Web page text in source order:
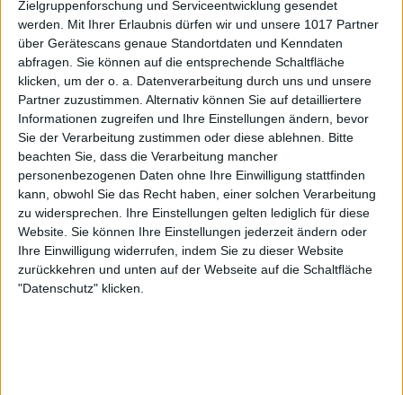
Zielgruppenforschung und Serviceentwicklung gesendet
werden.
Mit Ihrer Erlaubnis dürfen wir und unsere 1017 Partner
über Gerätescans genaue Standortdaten und Kenndaten
abfragen. Sie können auf die entsprechende Schaltfläche
klicken, um der o. a. Datenverarbeitung durch uns und unsere
Partner zuzustimmen. Alternativ können Sie auf detailliertere
Informationen zugreifen und Ihre Einstellungen ändern, bevor
Sie der Verarbeitung zustimmen oder diese ablehnen.
Bitte
beachten Sie, dass die Verarbeitung mancher
personenbezogenen Daten ohne Ihre Einwilligung stattfinden
kann, obwohl Sie das Recht haben, einer solchen Verarbeitung
zu widersprechen. Ihre Einstellungen gelten lediglich für diese
Website. Sie können Ihre Einstellungen jederzeit ändern oder
Ihre Einwilligung widerrufen, indem Sie zu dieser Website
zurückkehren und unten auf der Webseite auf die Schaltfläche
"Datenschutz" klicken.